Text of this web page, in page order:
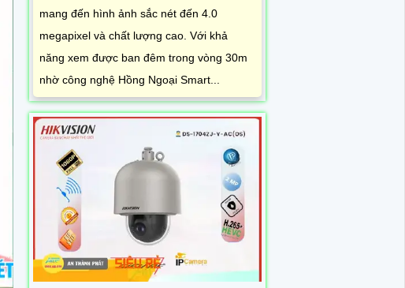
mang đến hình ảnh sắc nét đến 4.0
megapixel và chất lượng cao. Với khả
năng xem được ban đêm trong vòng 30m
nhờ công nghệ Hồng Ngoại Smart...